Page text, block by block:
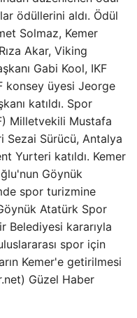
ödüllerini aldı. Ödül
Solmaz, Kemer
Akar, Viking
Gabi Kool, IKF
konsey üyesi Jeorge
katıldı. Spor
Milletvekili Mustafa
Sezai Sürücü, Antalya
Yurteri katıldı. Kemer
Göynük
spor turizmine
Atatürk Spor
Belediyesi kararıyla
spor için
Kemer'e getirilmesi
Güzel Haber